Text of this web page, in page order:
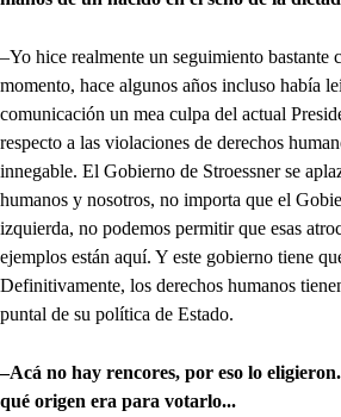
–Yo hice realmente un seguimiento bastante
momento, hace algunos años incluso había
comunicación un mea culpa del actual
respecto a las violaciones de derechos
innegable. El Gobierno de Stroessner se
humanos y nosotros, no importa que el
izquierda, no podemos permitir que esas
ejemplos están aquí. Y este gobierno tiene
Definitivamente, los derechos humanos
puntal de su política de Estado.
–Acá no hay rencores, por eso lo
qué origen era para votarlo...